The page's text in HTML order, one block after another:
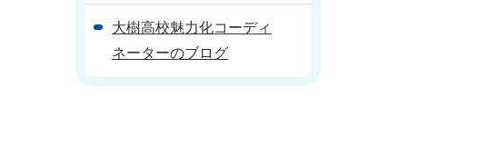
大樹高校魅力化コーディ
ネーターのブログ